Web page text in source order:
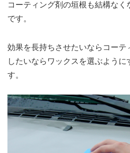
コーティング剤の垣根も結構な
です。
効果を長持ちさせたいならコーテ
したいならワックスを選ぶように
す。